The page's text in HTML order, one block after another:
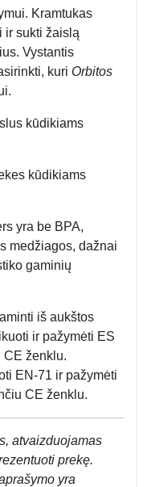
Kramtukas
ir sukti žaislą
Vystantis
kuri Orbitos
kūdikiams
kūdikiams
yra be BPA,
medžiagos, dažnai
gaminių
iš aukštos
ir pažymėti ES
CE ženklu.
EN-71 ir pažymėti
CE ženklu.
atvaizduojamas
prekę.
yra